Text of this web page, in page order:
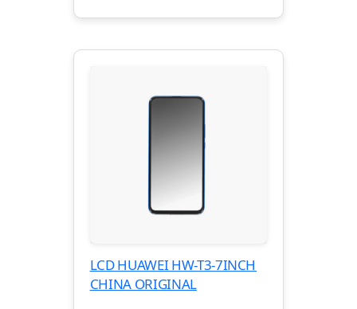
LCD HUAWEI HW-T3-7INCH
CHINA ORIGINAL